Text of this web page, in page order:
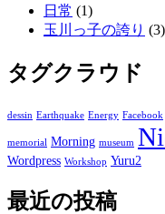
日常 (1)
玉川っ子の誇り (3)
タグクラウド
dessin Earthquake Energy Facebook
memorial Morning museum
Wordpress Workshop Yuru2
最近の投稿